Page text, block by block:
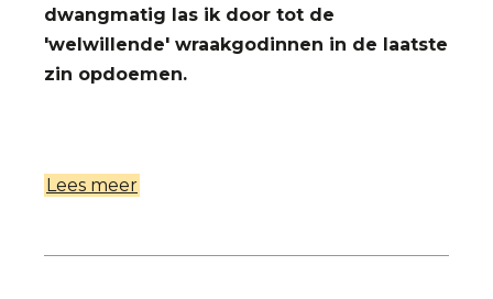
dwangmatig las ik door tot de
'welwillende' wraakgodinnen in de laatste
zin opdoemen.
Lees meer